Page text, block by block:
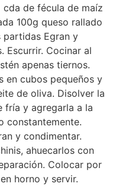
cda de fécula de maíz
100g queso rallado
partidas Egran y
Escurrir. Cocinar al
apenas tiernos.
en cubos pequeños y
de oliva. Disolver la
fría y agregarla a la
constantemente.
y condimentar.
ahuecarlos con
Colocar por
horno y servir.